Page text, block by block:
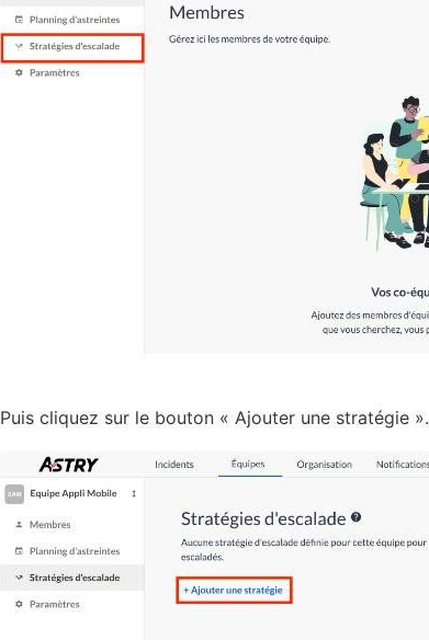
Puis cliquez sur le bouton « Ajouter une stratégie ».